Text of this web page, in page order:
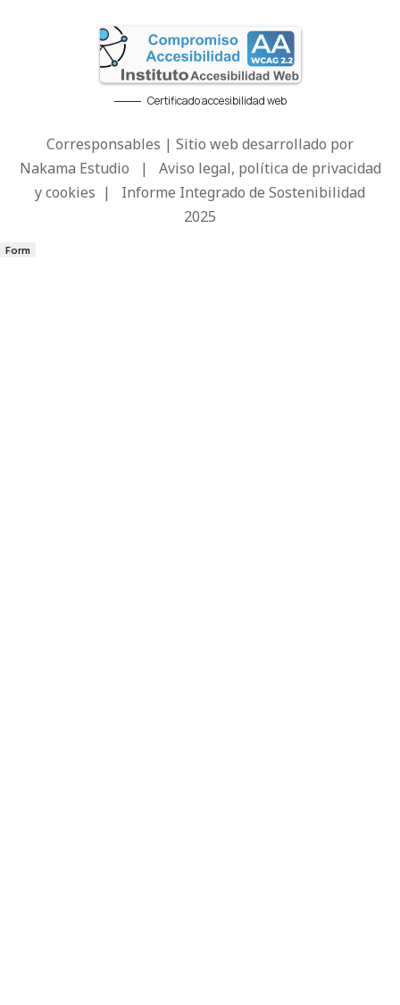
Certificado accesibilidad web
Corresponsables | Sitio web desarrollado por
Nakama Estudio | Aviso legal, política de privacidad
y cookies | Informe Integrado de Sostenibilidad
2025
Form